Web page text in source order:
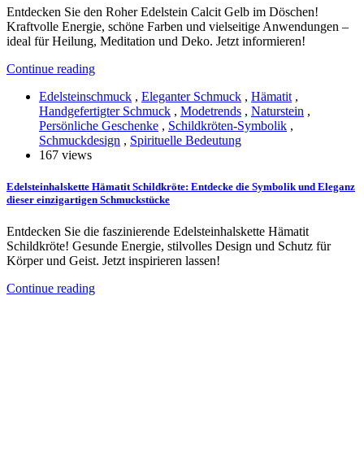
Entdecken Sie den Roher Edelstein Calcit Gelb im Döschen!
Kraftvolle Energie, schöne Farben und vielseitige Anwendungen –
ideal für Heilung, Meditation und Deko. Jetzt informieren!
Continue reading
Edelsteinschmuck , Eleganter Schmuck , Hämatit ,
Handgefertigter Schmuck , Modetrends , Naturstein ,
Persönliche Geschenke , Schildkröten-Symbolik ,
Schmuckdesign , Spirituelle Bedeutung
167 views
Edelsteinhalskette Hämatit Schildkröte: Entdecke die Symbolik und Eleganz
dieser einzigartigen Schmuckstücke
Entdecken Sie die faszinierende Edelsteinhalskette Hämatit
Schildkröte! Gesunde Energie, stilvolles Design und Schutz für
Körper und Geist. Jetzt inspirieren lassen!
Continue reading